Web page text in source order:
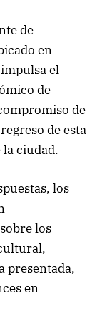
de
en
el
de
de
de esta
ciudad.
los
los
presentada,
en